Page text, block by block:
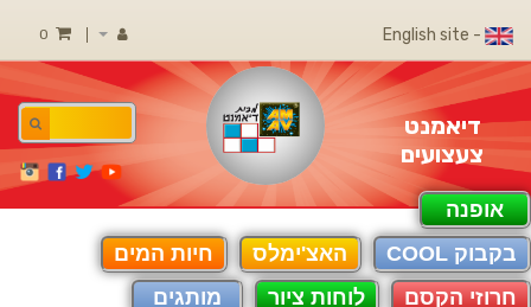
- English site
דיאמנט
צעצועים
אופנה
בקבוק COOL
האצ'ימלס
חיות המים
חרוזי הקסם
לוחות ציור
מותגים